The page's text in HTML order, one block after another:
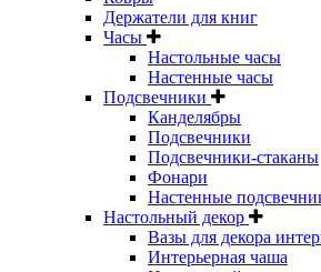
Держатели для книг
Часы
Настольные часы
Настенные часы
Подсвечники
Канделябры
Подсвечники
Подсвечники-стаканы
Фонари
Настенные
Настольный декор
Вазы для декора
Интерьерная чаша